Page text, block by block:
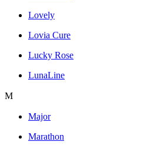
Lovely
Lovia Cure
Lucky Rose
LunaLine
M
Major
Marathon